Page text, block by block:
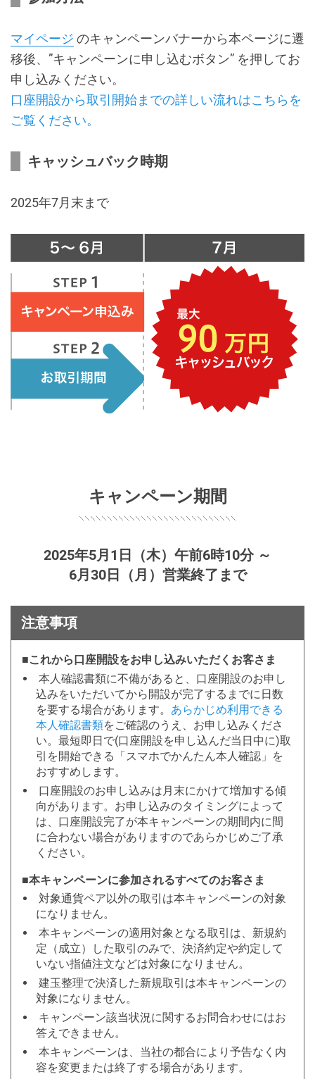
マイページ のキャンペーンバナーから本ページに遷
移後、”キャンペーンに申し込むボタン” を押してお
申し込みください。
口座開設から取引開始までの詳しい流れはこちらを
ご覧ください。
キャッシュバック時期
2025年7月末まで
キャンペーン期間
2025年5月1日（木）午前6時10分 ～
6月30日（月）営業終了まで
注意事項
■これから口座開設をお申し込みいただくお客さま
本人確認書類に不備があると、口座開設のお申し
込みをいただいてから開設が完了するまでに日数
を要する場合があります。 あらかじめ利用できる
本人確認書類をご確認のうえ、お申し込みくださ
い。最短即日で(口座開設を申し込んだ当日中に)取
引を開始できる「スマホでかんたん本人確認」を
おすすめします。
口座開設のお申し込みは月末にかけて増加する傾
向があります。お申し込みのタイミングによって
は、口座開設完了が本キャンペーンの期間内に間
に合わない場合がありますのであらかじめご了承
ください。
■本キャンペーンに参加されるすべてのお客さま
対象通貨ペア以外の取引は本キャンペーンの対象
になりません。
本キャンペーンの適用対象となる取引は、新規約
定（成立）した取引のみで、決済約定や約定して
いない指値注文などは対象になりません。
建玉整理で決済した新規取引は本キャンペーンの
対象になりません。
キャンペーン該当状況に関するお問合わせにはお
答えできません。
本キャンペーンは、当社の都合により予告なく内
容を変更または終了する場合があります。